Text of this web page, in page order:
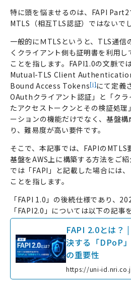
特に頭を悩ませるのは、 FAPI Part2
MTLS（相互TLS認証）ではないで
一般的にＭTLSというと、TLS通信
くクライアント側も証明書を利用
ことを指します。FAPI1.0の文脈で
Mutual-TLS Client
Bound Access Tokens[i]にて定義
OAuthクライアント認証」と「ク
たアクセストークンとその検証処
ーションの機能だけでなく、基盤
り、難易度が高い要件です。
そこで、本記事では、 FAPIのMTLS
基盤をAWS上に構築する方法をご
では「FAPI 」と記載した場合には
ことを指します。
「FAPI 1.0」の後続仕様であり、
「FAPI2.0」については以下の記事
FAPI 2.0とは？
決する「DPoP
の重要性
https://uni-